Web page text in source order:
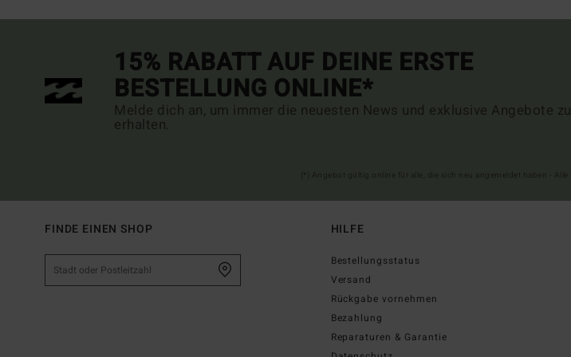
15% RABATT AUF DEINE ERSTE
BESTELLUNG ONLINE*
Melde dich an, um immer die neuesten News und exklusive Angebote zu
erhalten.
FINDE EINEN SHOP HILFE
Bestellungsstatus
Versand
Rückgabe vornehmen
Bezahlung
Reparaturen & Garantie